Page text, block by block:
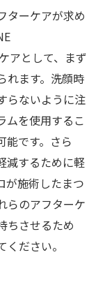
ターケアが求め
アとして、まず
れます。洗顔時
らないように注
ムを使用するこ
能です。さら
減するために軽
が施術したまつ
らのアフターケ
ちさせるため
ださい。